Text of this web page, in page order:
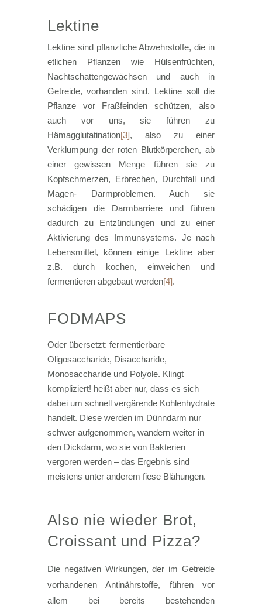
Lektine
Lektine sind pflanzliche Abwehrstoffe, die in
etlichen Pflanzen wie Hülsenfrüchten,
Nachtschattengewächsen und auch in
Getreide, vorhanden sind. Lektine soll die
Pflanze vor Fraßfeinden schützen, also
auch vor uns, sie führen zu
Hämagglutatination[3], also zu einer
Verklumpung der roten Blutkörperchen, ab
einer gewissen Menge führen sie zu
Kopfschmerzen, Erbrechen, Durchfall und
Magen- Darmproblemen. Auch sie
schädigen die Darmbarriere und führen
dadurch zu Entzündungen und zu einer
Aktivierung des Immunsystems. Je nach
Lebensmittel, können einige Lektine aber
z.B. durch kochen, einweichen und
fermentieren abgebaut werden[4].
FODMAPS
Oder übersetzt: fermentierbare
Oligosaccharide, Disaccharide,
Monosaccharide und Polyole. Klingt
kompliziert! heißt aber nur, dass es sich
dabei um schnell vergärende Kohlenhydrate
handelt. Diese werden im Dünndarm nur
schwer aufgenommen, wandern weiter in
den Dickdarm, wo sie von Bakterien
vergoren werden – das Ergebnis sind
meistens unter anderem fiese Blähungen.
Also nie wieder Brot,
Croissant und Pizza?
Die negativen Wirkungen, der im Getreide
vorhandenen Antinährstoffe, führen vor
allem bei bereits bestehenden